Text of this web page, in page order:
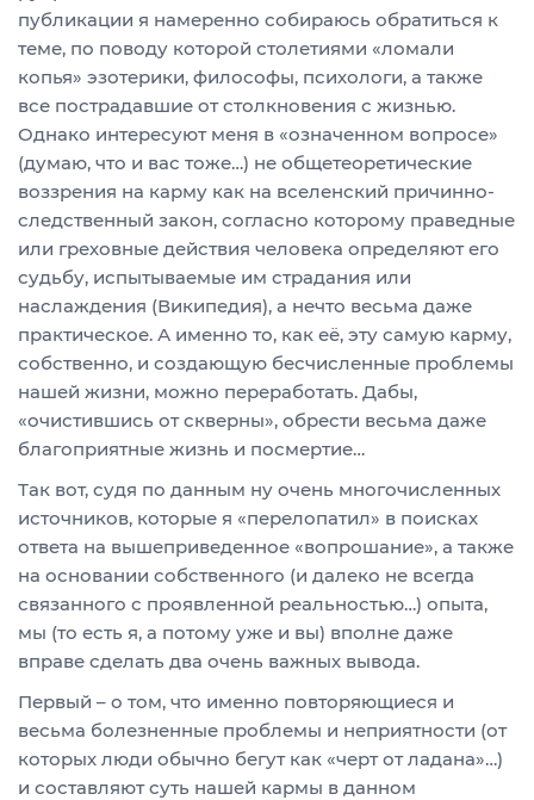
публикации я намеренно собираюсь обратиться к
теме, по поводу которой столетиями «ломали
копья» эзотерики, философы, психологи, а также
все пострадавшие от столкновения с жизнью.
Однако интересуют меня в «означенном вопросе»
(думаю, что и вас тоже…) не общетеоретические
воззрения на карму как на вселенский причинно-
следственный закон, согласно которому праведные
или греховные действия человека определяют его
судьбу, испытываемые им страдания или
наслаждения (Википедия), а нечто весьма даже
практическое. А именно то, как её, эту самую карму,
собственно, и создающую бесчисленные проблемы
нашей жизни, можно переработать. Дабы,
«очистившись от скверны», обрести весьма даже
благоприятные жизнь и посмертие…
Так вот, судя по данным ну очень многочисленных
источников, которые я «перелопатил» в поисках
ответа на вышеприведенное «вопрошание», а также
на основании собственного (и далеко не всегда
связанного с проявленной реальностью…) опыта,
мы (то есть я, а потому уже и вы) вполне даже
вправе сделать два очень важных вывода.
Первый – о том, что именно повторяющиеся и
весьма болезненные проблемы и неприятности (от
которых люди обычно бегут как «черт от ладана»…)
и составляют суть нашей кармы в данном